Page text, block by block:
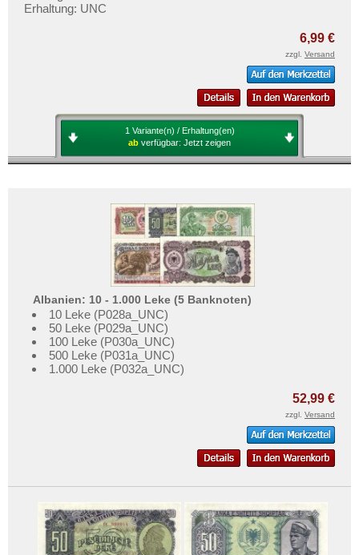
Erhaltung: UNC
6,99 €
zzgl. Versand
1 Variante(n) / Erhaltung(en)
ab verfügbar: Jetzt zeigen
Albanien: 10 - 1.000 Leke (5 Banknoten)
10 Leke (P028a_UNC)
50 Leke (P029a_UNC)
100 Leke (P030a_UNC)
500 Leke (P031a_UNC)
1.000 Leke (P032a_UNC)
52,99 €
zzgl. Versand